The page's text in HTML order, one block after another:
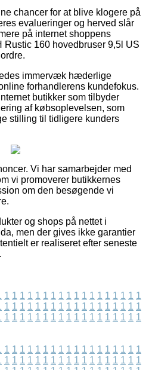
chancer for at blive klogere på
evalueringer og herved slår
på internet shoppens
Rustic 160 hovedbruser 9,5l US
immervæk hæderlige
forhandlerens kundefokus.
butikker som tilbyder
af købsoplevelsen, som
stilling til tidligere kunders
Vi har samarbejder med
vi promoverer butikkernes
om den besøgende vi
og shops på nettet i
men der gives ikke garantier
er realiseret efter seneste
1 1 1 1 1 1 1 1 1 1 1 1 1 1 1 1 1 1
1 1 1 1 1 1 1 1 1 1 1 1 1 1 1 1 1 1
1 1 1 1 1 1 1 1 1 1 1 1 1 1 1 1 1 1
1 1 1 1 1 1 1 1 1 1 1 1 1 1 1 1 1 1
1 1 1 1 1 1 1 1 1 1 1 1 1 1 1 1 1 1